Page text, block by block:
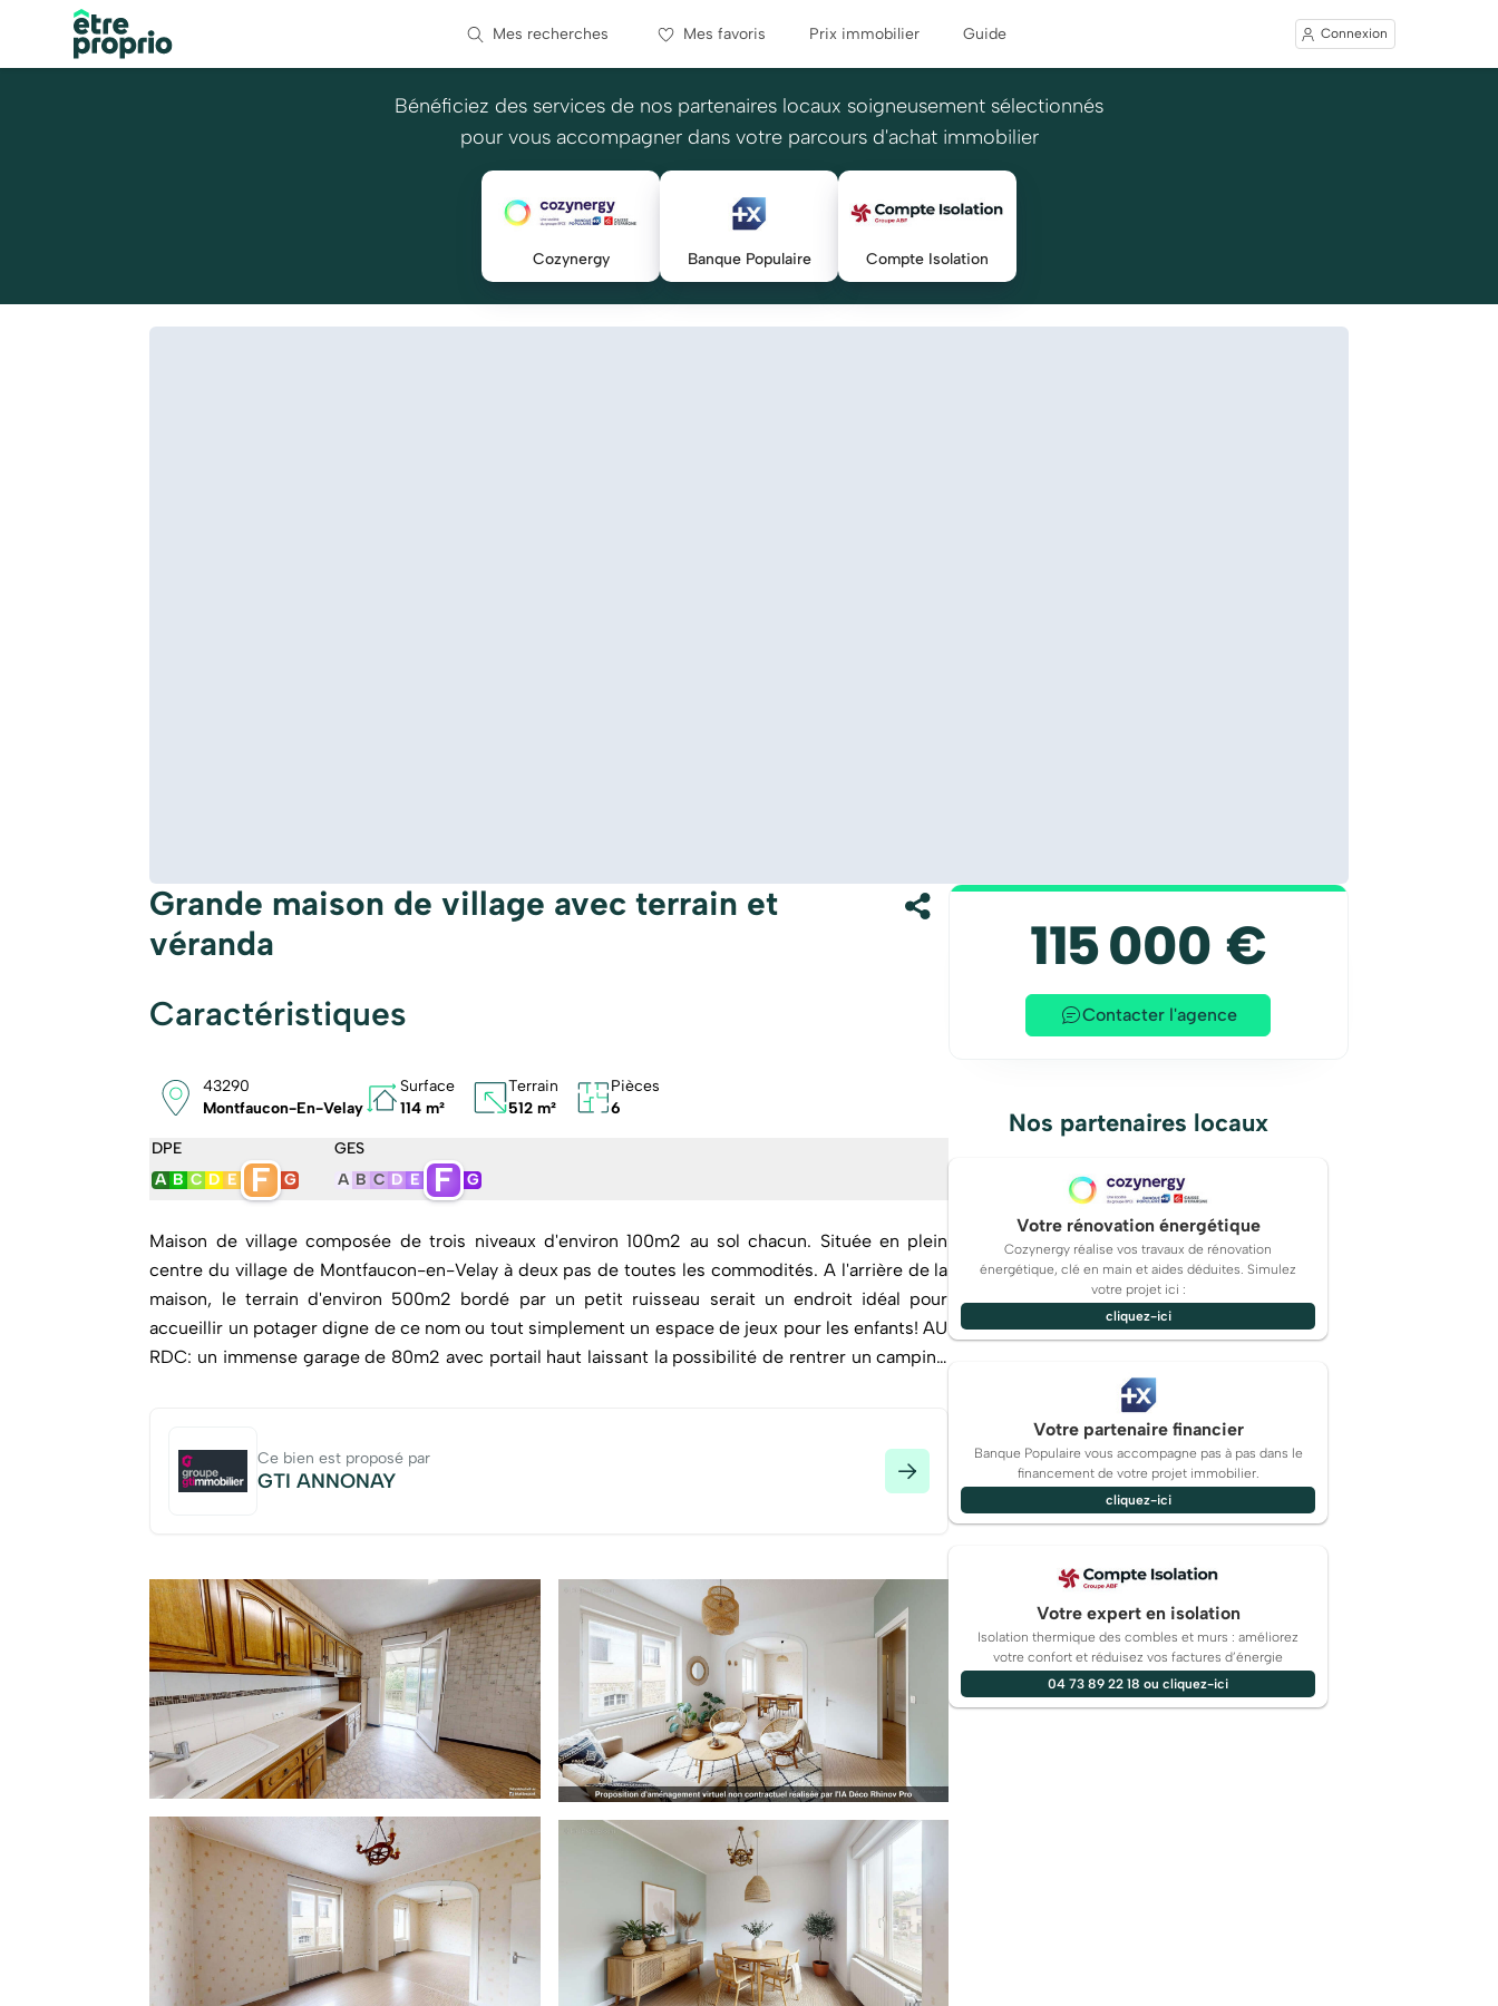
Mes recherches Mes favoris Prix immobilier Guide Connexion
Bénéficiez des services de nos partenaires locaux soigneusement sélectionnés
pour vous accompagner dans votre parcours d'achat immobilier
Cozynergy Banque Populaire Compte Isolation
Grande maison de village avec terrain et
véranda
Caractéristiques
43290
Montfaucon-En-Velay
Surface
114 m²
Terrain
512 m²
Pièces
6
DPE
A B C D E F G
GES
A B C D E F G
Maison de village composée de trois niveaux d'environ 100m2 au sol chacun. Située en plein
centre du village de Montfaucon-en-Velay à deux pas de toutes les commodités. A l'arrière de la
maison, le terrain d'environ 500m2 bordé par un petit ruisseau serait un endroit idéal pour
accueillir un potager digne de ce nom ou tout simplement un espace de jeux pour les enfants! AU
RDC: un immense garage de 80m2 avec portail haut laissant la possibilité de rentrer un camping
premier étage est occupé par l'appartement principal composé d'un grand séjour de 30m2, une
chambre, une salle d'eau/wc refaite et une cuisine spacieuse. Le point fort, l'accès à une grande
vue dégagée tout cela en restant en plein centre du village! Au deuxième étage, un plateau
actuellement composé de trois chambres, une salle de bain/wc et un grenier. Cet étage peut-être
relié à l'appartement principal pour former un magnifique duplex, ou encore être aménagé en
appartement indépendant moyennant quelques travaux. Bref, pleins de possibilités à un prix
attractif en pleine cohérence avec le marché actuel, pour quelqu'un qui saura se projeter! La visite
virtuelle est disponible sur notre site, vous avez des questions? Vous voulez visiter? contactez
sans plus attendre Nadège PEYRARD O6.58.79.86.55
Ce bien est proposé par
GTI ANNONAY
115 000 €
Contacter l'agence
Nos partenaires locaux
Votre rénovation énergétique
Cozynergy réalise vos travaux de rénovation
énergétique, clé en main et aides déduites. Simulez
votre projet ici :
cliquez-ici
Votre partenaire financier
Banque Populaire vous accompagne pas à pas dans le
financement de votre projet immobilier.
cliquez-ici
Votre expert en isolation
Isolation thermique des combles et murs : améliorez
votre confort et réduisez vos factures d’énergie
04 73 89 22 18 ou cliquez-ici